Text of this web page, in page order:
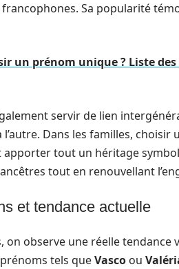
francophones. Sa popularité
un prénom unique ? Liste
servir de lien
Dans les familles,
apporter tout un héritage
tout en renouvellant
et tendance actuelle
observe une réelle tendance
tels queVasco ou